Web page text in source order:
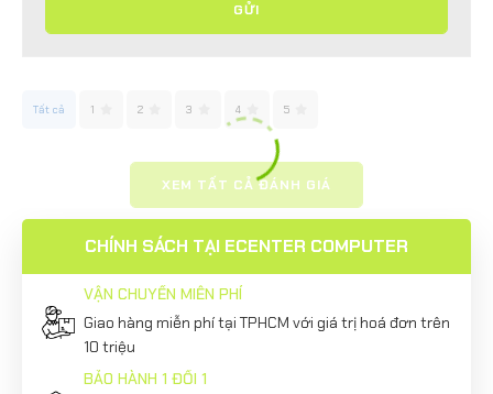
GỬI
Tất cả 1 2 3 4 5
XEM TẤT CẢ ĐÁNH GIÁ
CHÍNH SÁCH TẠI ECENTER COMPUTER
VẬN CHUYỂN MIỄN PHÍ
Giao hàng miễn phí tại TPHCM với giá trị hoá đơn trên
10 triệu
BẢO HÀNH 1 ĐỔI 1